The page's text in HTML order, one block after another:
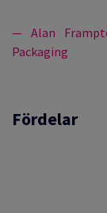
— Alan
Packaging
Fördelar